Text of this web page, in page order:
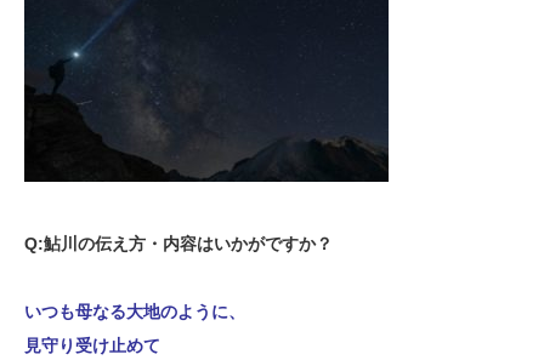
Q:鮎川の伝え方・内容はいかがですか？
いつも母なる大地のように、
見守り受け止めて